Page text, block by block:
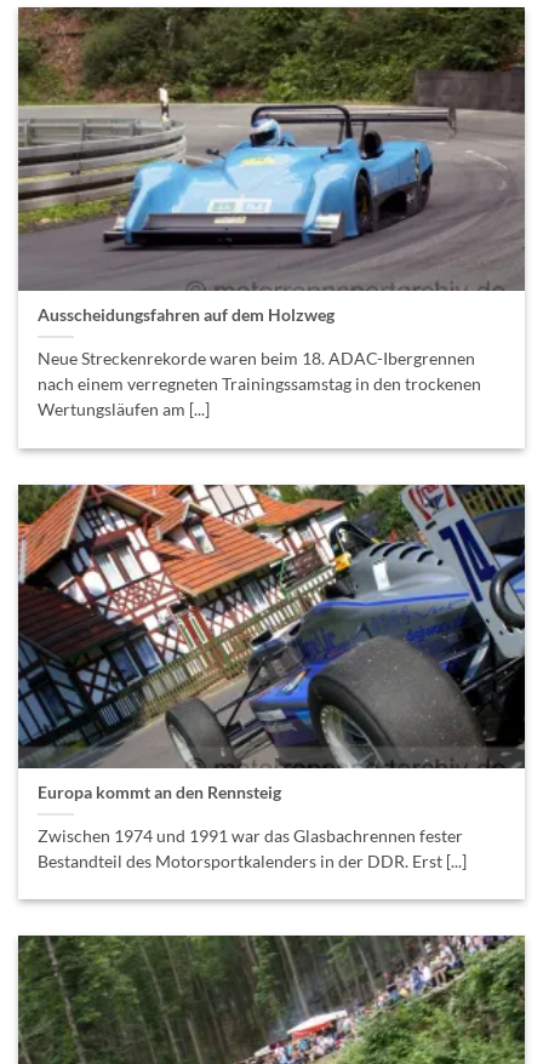
Ausscheidungsfahren auf dem Holzweg
Neue Streckenrekorde waren beim 18. ADAC-Ibergrennen
nach einem verregneten Trainingssamstag in den trockenen
Wertungsläufen am [...]
Europa kommt an den Rennsteig
Zwischen 1974 und 1991 war das Glasbachrennen fester
Bestandteil des Motorsportkalenders in der DDR. Erst [...]